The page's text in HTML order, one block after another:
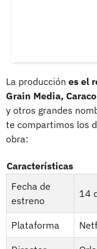
La producción es el
Grain Media,
y otros grandes
te compartimos los
obra:
Características
Fecha de
estreno
14
Plataforma